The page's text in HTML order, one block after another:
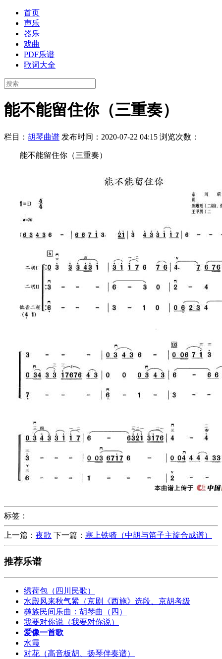
首页
声乐
器乐
戏曲
PDF乐谱
歌词大全
能不能留住你（三重奏）
栏目： 胡琴曲谱 发布时间：2020-07-22 04:15 浏览次数：
能不能留住你（三重奏）
标签：
上一篇： 夜歌 下一篇： 塞上铁骑（中胡与笛子主旋合成谱）
推荐乐谱
绣荷包（四川民歌）
水殿风来秋气紧（京剧《西施》选段、京胡考级
彝族民间乐曲：胡琴曲（四）
我要对你说（我要对你说）
爱像一首歌
水霞
对花（高音板胡、扬琴伴奏谱）